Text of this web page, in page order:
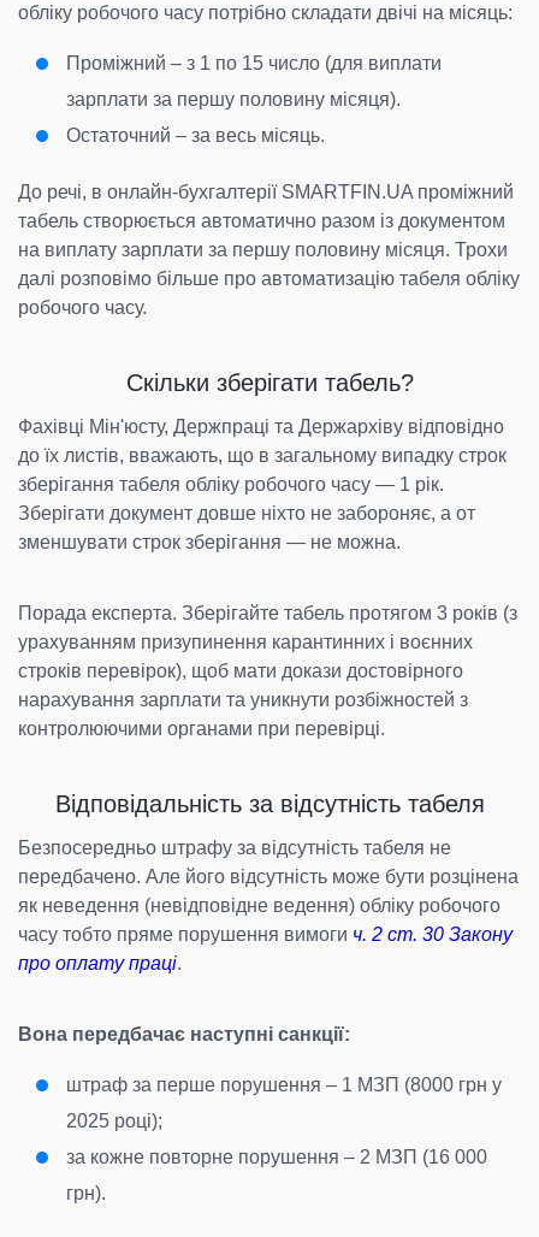
обліку робочого часу потрібно складати двічі на місяць:
Проміжний – з 1 по 15 число (для виплати
зарплати за першу половину місяця).
Остаточний – за весь місяць.
До речі, в онлайн-бухгалтерії SMARTFIN.UA проміжний
табель створюється автоматично разом із документом
на виплату зарплати за першу половину місяця. Трохи
далі розповімо більше про автоматизацію табеля обліку
робочого часу.
Скільки зберігати табель?
Фахівці Мін'юсту, Держпраці та Держархіву відповідно
до їх листів, вважають, що в загальному випадку строк
зберігання табеля обліку робочого часу — 1 рік.
Зберігати документ довше ніхто не забороняє, а от
зменшувати строк зберігання — не можна.
Порада експерта. Зберігайте табель протягом 3 років (з
урахуванням призупинення карантинних і воєнних
строків перевірок), щоб мати докази достовірного
нарахування зарплати та уникнути розбіжностей з
контролюючими органами при перевірці.
Відповідальність за відсутність табеля
Безпосередньо штрафу за відсутність табеля не
передбачено. Але його відсутність може бути розцінена
як неведення (невідповідне ведення) обліку робочого
часу тобто пряме порушення вимоги ч. 2 ст. 30 Закону
про оплату праці.
Вона передбачає наступні санкції:
штраф за перше порушення – 1 МЗП (8000 грн у
2025 році);
за кожне повторне порушення – 2 МЗП (16 000
грн).